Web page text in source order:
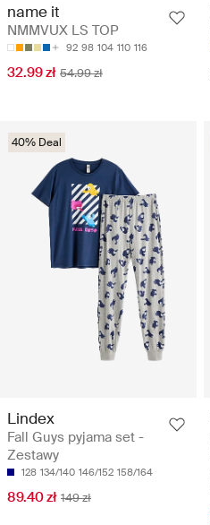
name it
NMMVUX LS TOP
92 98 104 110 116
32.99 zł 54.99 zł
40% Deal
Lindex
Fall Guys pyjama set -
Zestawy
128 134/140 146/152 158/164
89.40 zł 149 zł